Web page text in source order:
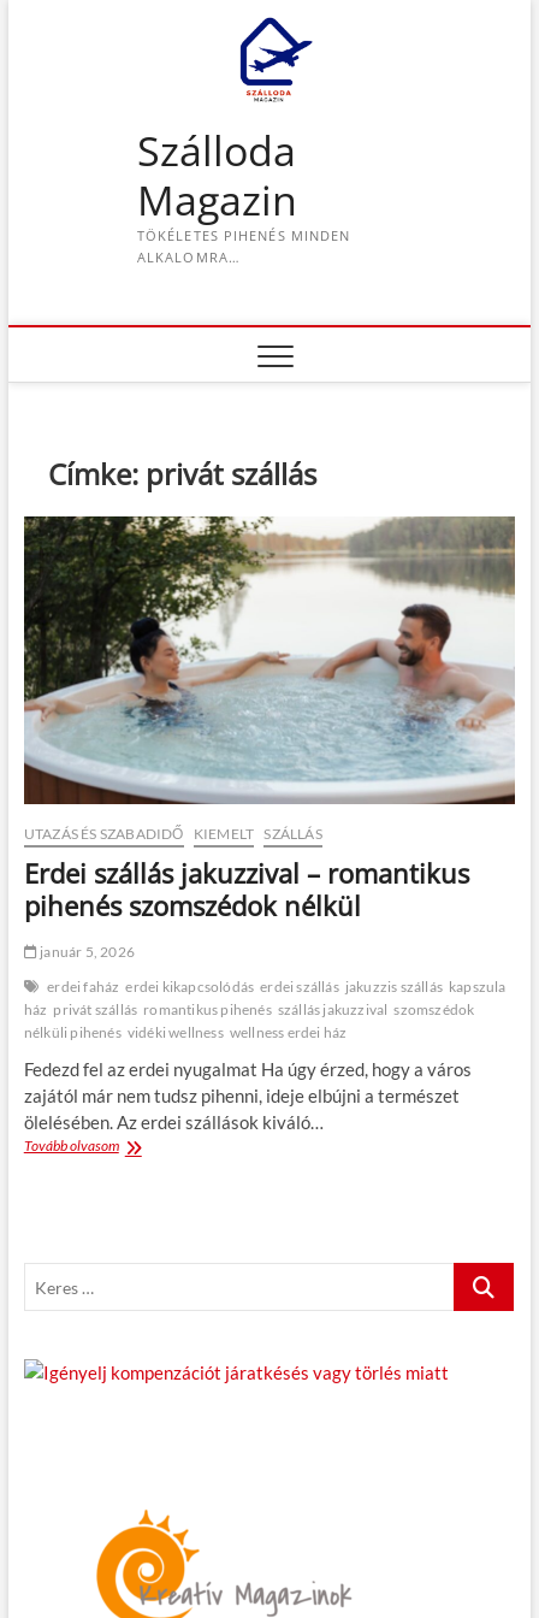
t
Szálloda
Magazin
TÖKÉLETES PIHENÉS MINDEN
ALKALOMRA…
Címke: privát szállás
UTAZÁS ÉS SZABADIDŐ KIEMELT SZÁLLÁS
Erdei szállás jakuzzival – romantikus
pihenés szomszédok nélkül
január 5, 2026
erdei faház erdei kikapcsolódás erdei szállás jakuzzis szállás kapszula
ház privát szállás romantikus pihenés szállás jakuzzival szomszédok
nélküli pihenés vidéki wellness wellness erdei ház
Fedezd fel az erdei nyugalmat Ha úgy érzed, hogy a város
zajától már nem tudsz pihenni, ideje elbújni a természet
ölelésében. Az erdei szállások kiváló…
Tovább olvasomE
s
i
v
a
l